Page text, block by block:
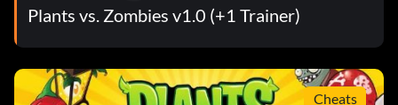
Plants vs. Zombies v1.0 (+1 Trainer)
Cheats